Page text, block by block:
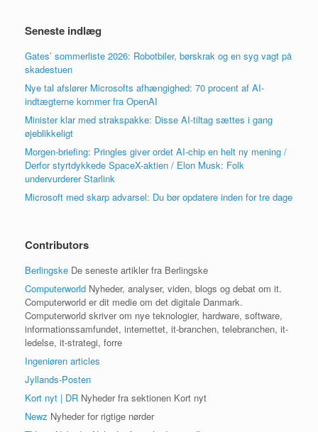
Seneste indlæg
Gates’ sommerliste 2026: Robotbiler, børskrak og en syg vagt på
skadestuen
Nye tal afslører Microsofts afhængighed: 70 procent af AI-
indtægterne kommer fra OpenAI
Minister klar med strakspakke: Disse AI-tiltag sættes i gang
øjeblikkeligt
Morgen-briefing: Pringles giver ordet AI-chip en helt ny mening /
Derfor styrtdykkede SpaceX-aktien / Elon Musk: Folk
undervurderer Starlink
Microsoft med skarp advarsel: Du bør opdatere inden for tre dage
Contributors
Berlingske De seneste artikler fra Berlingske
Computerworld Nyheder, analyser, viden, blogs og debat om it.
Computerworld er dit medie om det digitale Danmark.
Computerworld skriver om nye teknologier, hardware, software,
informationssamfundet, internettet, it-branchen, telebranchen, it-
ledelse, it-strategi, forre
Ingeniøren articles
Jyllands-Posten
Kort nyt | DR Nyheder fra sektionen Kort nyt
Newz Nyheder for rigtige nørder